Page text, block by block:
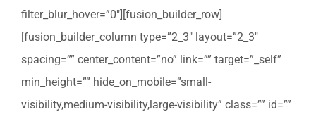
filter_blur_hover=”0″][fusion_builder_row]
[fusion_builder_column type=”2_3″ layout=”2_3″
spacing=”” center_content=”no” link=”” target=”_self”
min_height=”” hide_on_mobile=”small-
visibility,medium-visibility,large-visibility” class=”” id=””